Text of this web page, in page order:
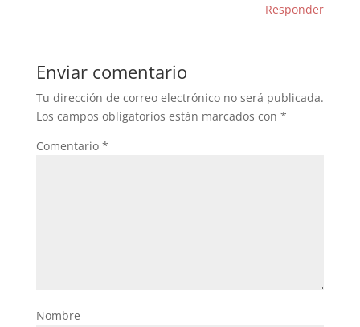
Responder
Enviar comentario
Tu dirección de correo electrónico no será publicada.
Los campos obligatorios están marcados con *
Comentario *
Nombre